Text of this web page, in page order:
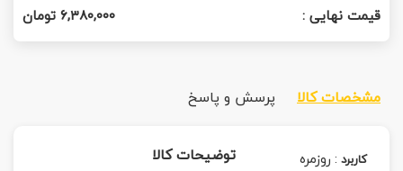
قیمت نهایی :
۶,۳۸۰,۰۰۰تومان
مشخصات کالا پرسش و پاسخ
کاربرد :روزمره توضیحات کالا